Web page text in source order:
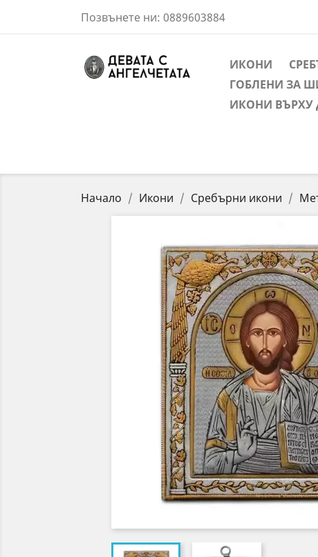
Позвънете ни: 0889603884
ИКОНИ
ГОБЛЕНИ ЗА
ИКОНИ ВЪРХУ
Начало Икони Сребърни икони